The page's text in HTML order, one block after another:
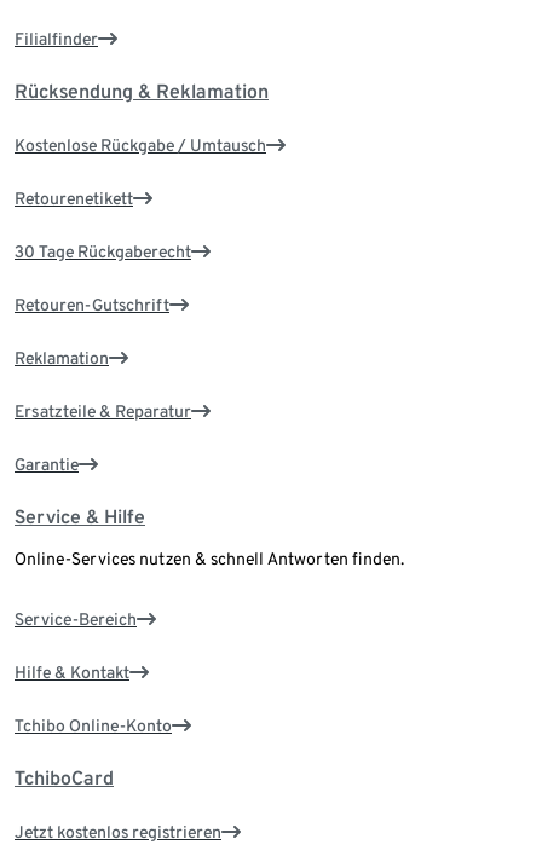
Filialfinder
Rücksendung & Reklamation
Kostenlose Rückgabe / Umtausch
Retourenetikett
30 Tage Rückgaberecht
Retouren-Gutschrift
Reklamation
Ersatzteile & Reparatur
Garantie
Service & Hilfe
Online-Services nutzen & schnell Antworten finden.
Service-Bereich
Hilfe & Kontakt
Tchibo Online-Konto
TchiboCard
Jetzt kostenlos registrieren